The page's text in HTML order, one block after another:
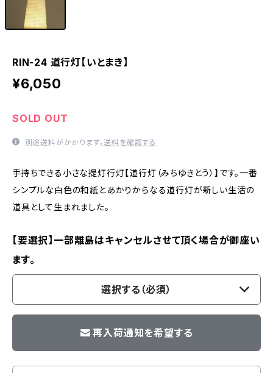
RIN-24 道行灯【いとまき】
¥6,050
SOLD OUT
別途送料がかかります。送料を確認する
手持ちできる小さな提灯行灯【道行灯（みちゆきとう）】です。一番
シンプルな白色の和紙とあかりからなる道行灯が新しい生活の
道具として生まれました。
【要選択】一部離島はキャンセルさせて頂く場合が御座い
ます。
選択する（必須）
再入荷通知を希望する